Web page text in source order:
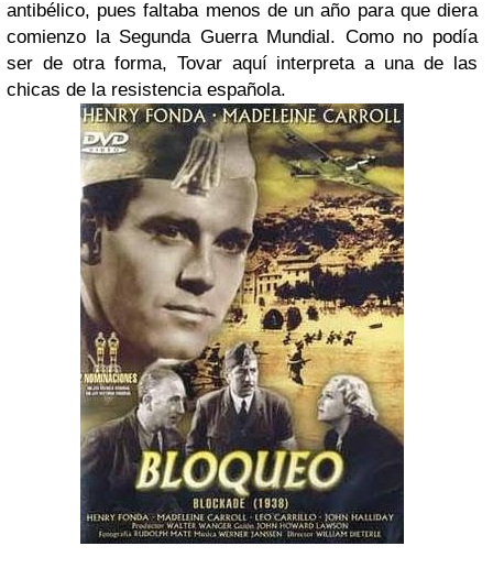
antibélico, pues faltaba menos de un año para que diera
comienzo la Segunda Guerra Mundial. Como no podía
ser de otra forma, Tovar aquí interpreta a una de las
chicas de la resistencia española.